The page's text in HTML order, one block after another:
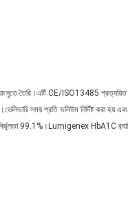
তৈরি।এটি CE/ISO13485 প্রত্যয়িত
সময় প্রতি ভলিউম নির্দিষ্ট করা হয়
99.1%।Lumigenex HbA1C র‌্যাপিড